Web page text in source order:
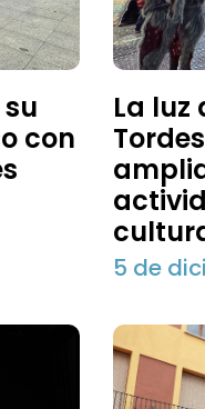
con
La luz
5 de